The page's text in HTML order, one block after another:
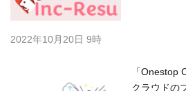
2022年10月20日 9時
「Onestop
クラウドの